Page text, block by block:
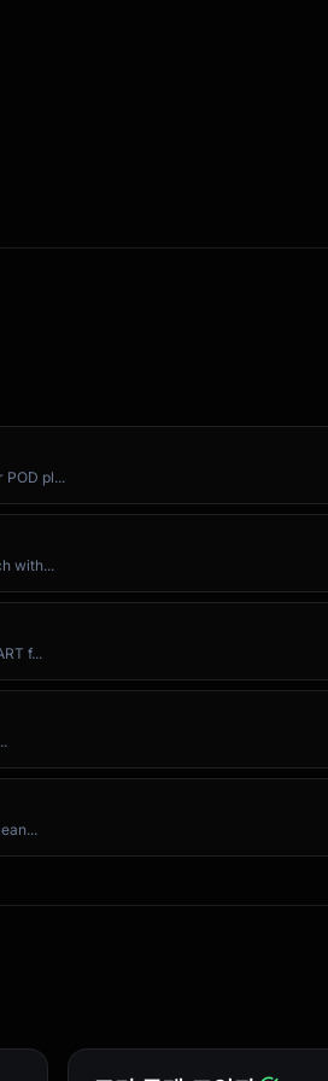
first.
pl...
with...
f...